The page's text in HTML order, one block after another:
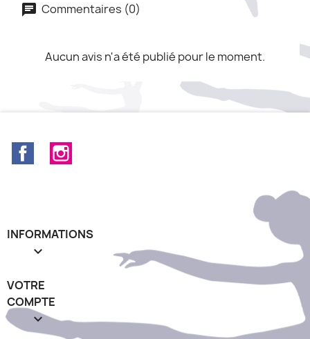
Commentaires (0)
Aucun avis n'a été publié pour le moment.
Facebook
INFORMATIONS

VOTRE
COMPTE
